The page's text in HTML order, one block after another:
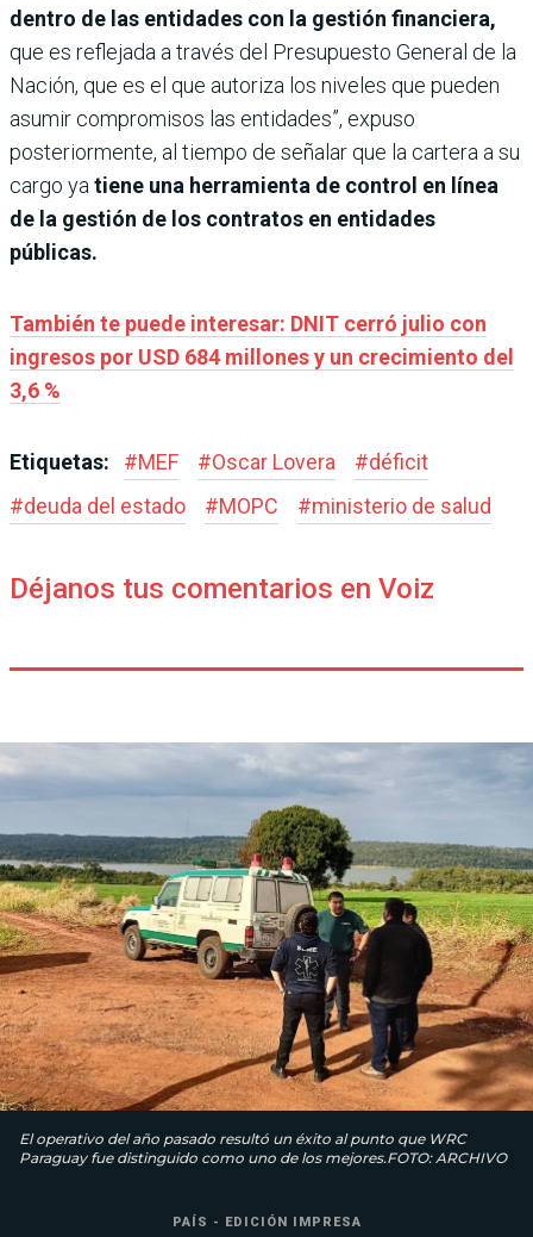
dentro de las entidades con la gestión financiera,
que es reflejada a través del Presupuesto General de la
Nación, que es el que autoriza los niveles que pueden
asumir compromisos las entidades”, expuso
posteriormente, al tiempo de señalar que la cartera a su
cargo ya tiene una herramienta de control en línea
de la gestión de los contratos en entidades
públicas.
También te puede interesar: DNIT cerró julio con
ingresos por USD 684 millones y un crecimiento del
3,6 %
Etiquetas: #MEF #Oscar Lovera #déficit
#deuda del estado #MOPC #ministerio de salud
Déjanos tus comentarios en Voiz
El operativo del año pasado resultó un éxito al punto que WRC
Paraguay fue distinguido como uno de los mejores.FOTO: ARCHIVO
PAÍS - EDICIÓN IMPRESA